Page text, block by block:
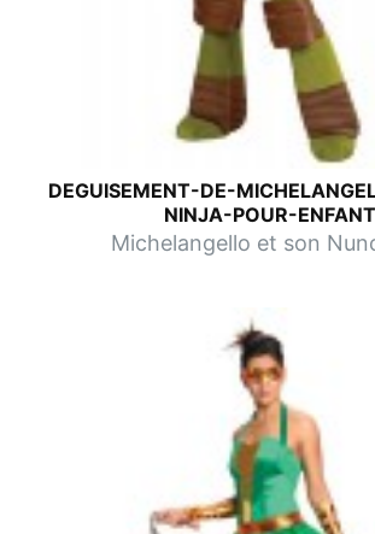
DEGUISEMENT-DE-
NINJA-POUR-ENFANT
Michelangello et son